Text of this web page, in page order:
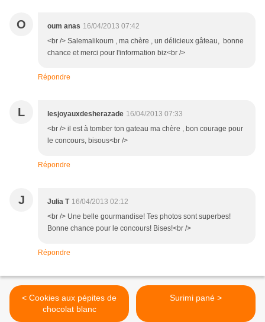
O oum anas 16/04/2013 07:42
<br /> Salemalikoum , ma chère , un délicieux gâteau, bonne
chance et merci pour l'information biz<br />
Répondre
L lesjoyauxdesherazade 16/04/2013 07:33
<br /> il est à tomber ton gateau ma chère , bon courage pour
le concours, bisous<br />
Répondre
J Julia T 16/04/2013 02:12
<br /> Une belle gourmandise! Tes photos sont superbes!
Bonne chance pour le concours! Bises!<br />
Répondre
< Cookies aux pépites de
chocolat blanc
Surimi pané >